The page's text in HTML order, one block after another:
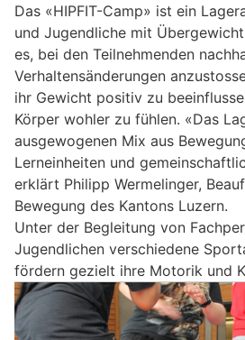
Das «HIPFIT-Camp» ist ein
und Jugendliche mit
es, bei den Teilnehmenden
Verhaltensänderungen
ihr Gewicht positiv zu
Körper wohler zu fühlen. «Das
ausgewogenen Mix aus
Lerneinheiten und
erklärt Philipp Wermelinger,
Bewegung des Kantons Luzern.
Unter der Begleitung von
Jugendlichen verschiedene
fördern gezielt ihre Motorik und